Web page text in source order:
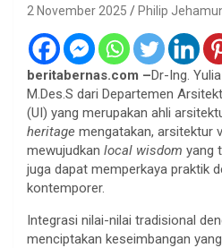
2 November 2025 Philip
beritabernas.com –Dr-Ing.
M.Des.S dari Departemen
(UI) yang merupakan ahli
heritage mengatakan, arsitektur
mewujudkan local wisdom yang
juga dapat memperkaya praktik
kontemporer.
Integrasi nilai-nilai tradisional
menciptakan keseimbangan